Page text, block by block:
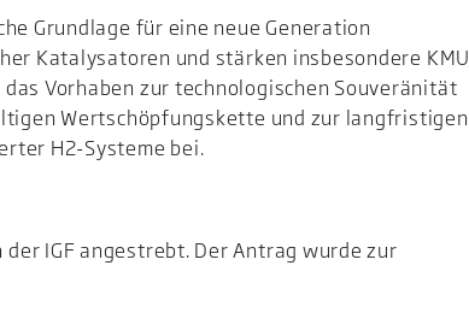
Grundlage für eine neue Generation
Katalysatoren und stärken insbesondere KMU
Vorhaben zur technologischen Souveränität
Wertschöpfungskette und zur langfristigen
H2-Systeme bei.
IGF angestrebt. Der Antrag wurde zur